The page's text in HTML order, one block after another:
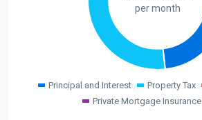
per month
Principal and Interest Property Tax
Private Mortgage Insurance